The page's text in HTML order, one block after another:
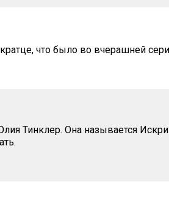
что было во вчерашней
Тинклер. Она называется